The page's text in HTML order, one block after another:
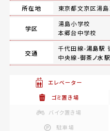
所在地
東京都文京区湯
学区
湯島小学校
本郷台中学校
交通
千代田線-湯島駅
中央線-御茶ノ水駅
エレベーター
ゴミ置き場
バイク置き場
駐車場